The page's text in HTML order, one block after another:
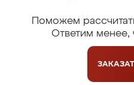
Поможем
Ответим менее,